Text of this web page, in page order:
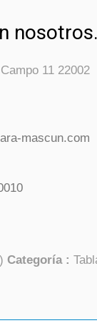
11 22002
mascun.com
) Categoría :